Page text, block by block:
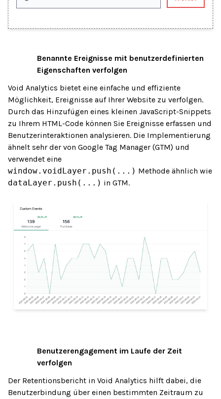
Benannte Ereignisse mit benutzerdefinierten
Eigenschaften verfolgen
Void Analytics bietet eine einfache und effiziente
Möglichkeit, Ereignisse auf Ihrer Website zu verfolgen.
Durch das Hinzufügen eines kleinen JavaScript-Snippets
zu Ihrem HTML-Code können Sie Ereignisse erfassen und
Benutzerinteraktionen analysieren. Die Implementierung
ähnelt sehr der von Google Tag Manager (GTM) und
verwendet eine
window.voidLayer.push(...) Methode ähnlich wie
dataLayer.push(...) in GTM.
Benutzerengagement im Laufe der Zeit
verfolgen
Der Retentionsbericht in Void Analytics hilft dabei, die
Benutzerbindung über einen bestimmten Zeitraum zu